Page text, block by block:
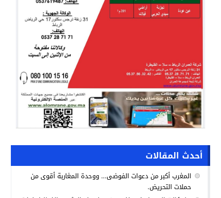
أحدث المقالات
المغرب أكبر من دعوات الفوضى… ووحدة المغاربة أقوى من
حملات التحريض.